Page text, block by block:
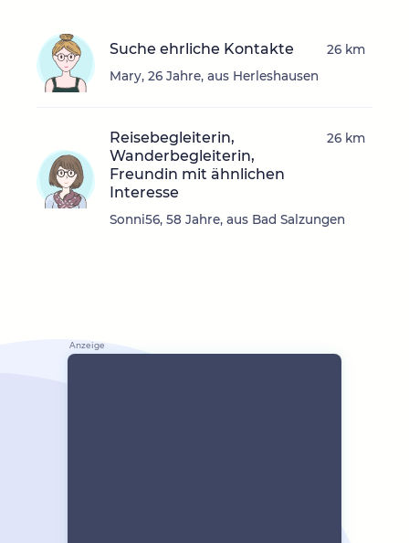
Suche ehrliche Kontakte
Mary, 26 Jahre, aus Herleshausen
26 km
Reisebegleiterin,
Wanderbegleiterin,
Freundin mit ähnlichen
Interesse
Sonni56, 58 Jahre, aus Bad Salzungen
26 km